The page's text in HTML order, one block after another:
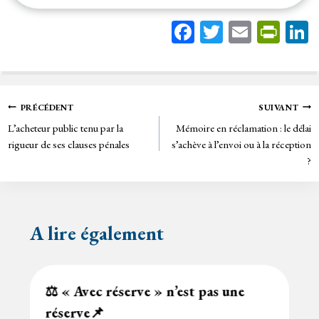
Fa
bo
T
tt
E
ail
Pr
tF
rie
n
dl
Navigation
de
PRÉCÉDENT
L’acheteur public tenu par la
rigueur de ses clauses pénales
SUIVANT
Mémoire en réclamation : le délai
s’achève à l’envoi ou à la réception
?
A lire également
⚖️ « Avec réserve » n’est pas une
réserve📌